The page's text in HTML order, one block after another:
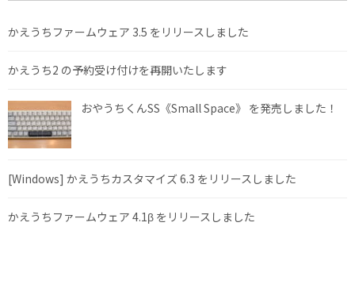
かえうちファームウェア 3.5 をリリースしました
かえうち2 の予約受け付けを再開いたします
おやうちくんSS《Small Space》 を発売しました！
[Windows] かえうちカスタマイズ 6.3 をリリースしました
かえうちファームウェア 4.1β をリリースしました